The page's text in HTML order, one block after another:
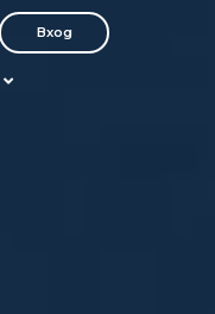
Вход